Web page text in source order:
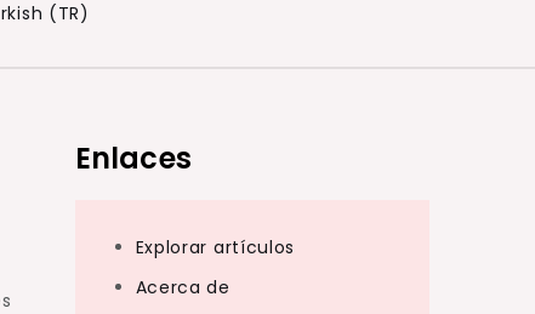
(TR)
Enlaces
Explorar artículos
Acerca de